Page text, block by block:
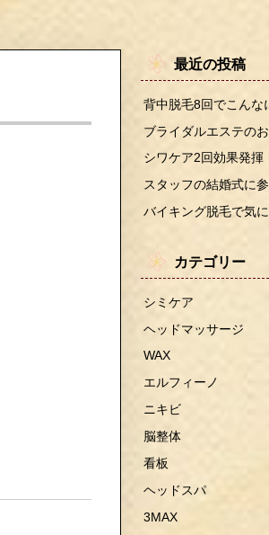
最近の投稿
背中脱毛8回でこんな
ブライダルエステの
シワケア2回効果発揮
スタッフの結婚式に参
バイキング脱毛で気
カテゴリー
シミケア
ヘッドマッサージ
WAX
エルフィーノ
ニキビ
脳整体
看板
ヘッドスパ
3MAX